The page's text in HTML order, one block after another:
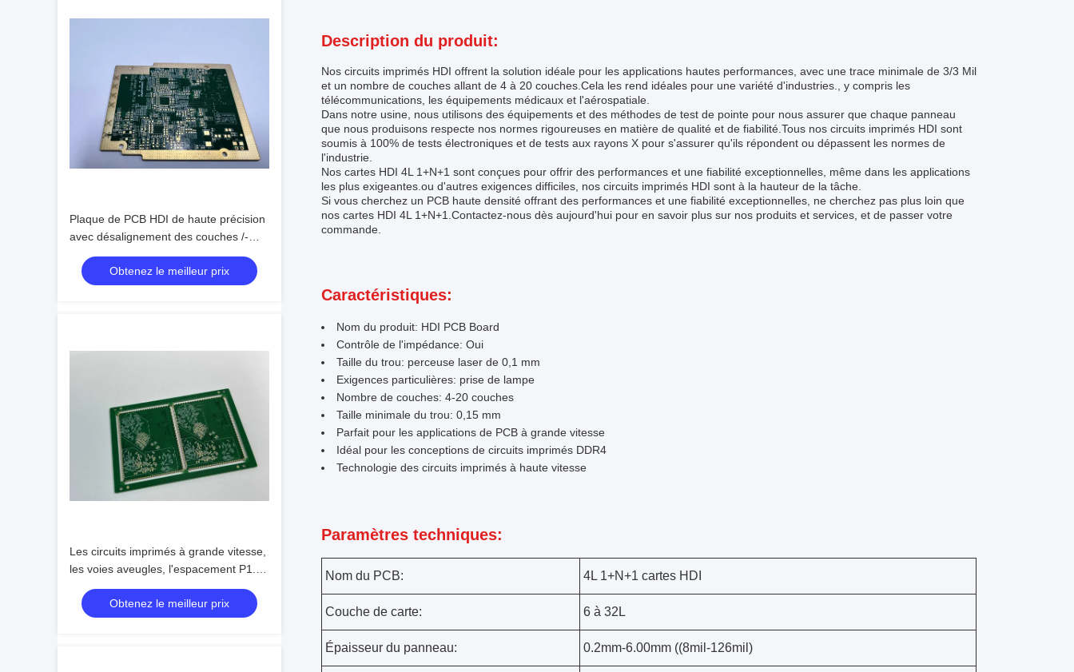
Plaque de PCB HDI de haute précision
avec désalignement des couches /-
0.06 4L Min. Bga Pitch 0.3mm
Obtenez le meilleur prix
Les circuits imprimés à grande vitesse,
les voies aveugles, l'espacement P1.5
et la fabrication rapide pour votre ligne
de productionObtenez le meilleur prix
Description du produit:
Nos circuits imprimés HDI offrent la solution idéale pour les applications hautes performances, avec une trace minimale de 3/3 Mil
et un nombre de couches allant de 4 à 20 couches.Cela les rend idéales pour une variété d'industries., y compris les
télécommunications, les équipements médicaux et l'aérospatiale.
Dans notre usine, nous utilisons des équipements et des méthodes de test de pointe pour nous assurer que chaque panneau
que nous produisons respecte nos normes rigoureuses en matière de qualité et de fiabilité.Tous nos circuits imprimés HDI sont
soumis à 100% de tests électroniques et de tests aux rayons X pour s'assurer qu'ils répondent ou dépassent les normes de
l'industrie.
Nos cartes HDI 4L 1+N+1 sont conçues pour offrir des performances et une fiabilité exceptionnelles, même dans les applications
les plus exigeantes.ou d'autres exigences difficiles, nos circuits imprimés HDI sont à la hauteur de la tâche.
Si vous cherchez un PCB haute densité offrant des performances et une fiabilité exceptionnelles, ne cherchez pas plus loin que
nos cartes HDI 4L 1+N+1.Contactez-nous dès aujourd'hui pour en savoir plus sur nos produits et services, et de passer votre
commande.
Caractéristiques:
Nom du produit: HDI PCB Board
Contrôle de l'impédance: Oui
Taille du trou: perceuse laser de 0,1 mm
Exigences particulières: prise de lampe
Nombre de couches: 4-20 couches
Taille minimale du trou: 0,15 mm
Parfait pour les applications de PCB à grande vitesse
Idéal pour les conceptions de circuits imprimés DDR4
Technologie des circuits imprimés à haute vitesse
Paramètres techniques:
Nom du PCB: 4L 1+N+1 cartes HDI
Couche de carte: 6 à 32L
Épaisseur du panneau: 0.2mm-6.00mm ((8mil-126mil)